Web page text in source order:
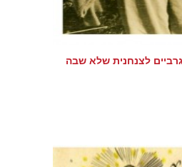
לצנחנית שלא שבה